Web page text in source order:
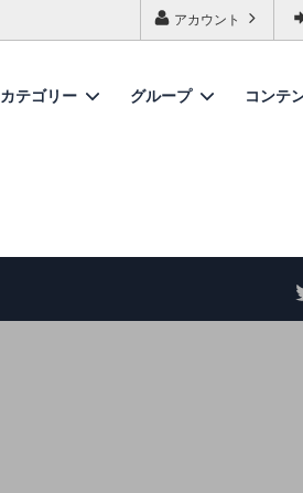
アカウント
カテゴリー
テーブル
グループ コンテ
アンティーク商品